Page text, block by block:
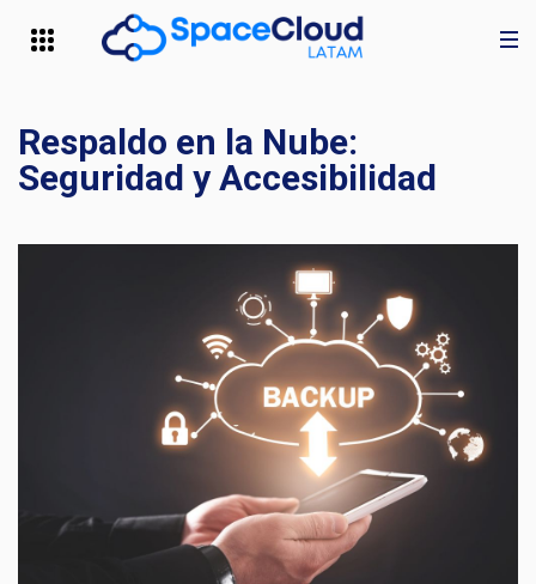
Respaldo en la Nube:
Seguridad y Accesibilidad